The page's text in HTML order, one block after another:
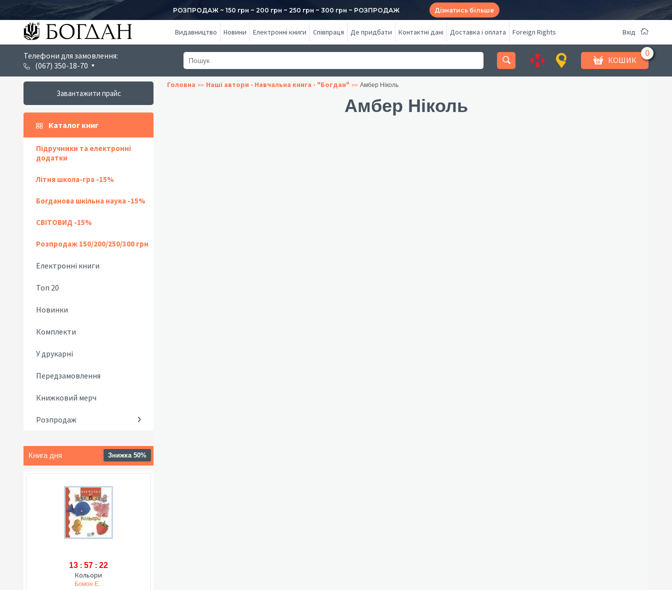
РОЗПРОДАЖ ~ 150 грн ~ 200 грн ~ 250 грн ~ 300 грн ~ РОЗПРОДАЖ Дізнатись більше
Видавництво Новини Електронні книги Співпраця Де придбати Контактні дані Доставка і оплата Foreign Rights Вхід
Телефони для замовлення:
(067) 350-18-70
КОШИК
Завантажити прайс
Каталог книг
Підручники та електронні
додатки
Літня школа-гра -15%
Богданова шкільна наука -15%
СВІТОВИД -15%
Розпродаж 150/200/250/300 грн
Електронні книги
Топ 20
Новинки
Комплекти
У друкарні
Передзамовлення
Книжковий мерч
Розпродаж
Книга дня Знижка 50%
13 : 57 : 21
Кольори
Бомон Е. .
Головна Наші автори - Навчальна книга - "Богдан" Амбер Ніколь
Амбер Ніколь